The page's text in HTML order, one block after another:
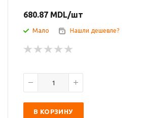
680.87 MDL/шт
Мало Нашли дешевле?
В КОРЗИНУ